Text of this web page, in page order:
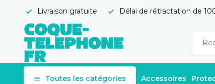
Livraison gratuite Délai de rétractation de
Toutes les catégories Accessoires